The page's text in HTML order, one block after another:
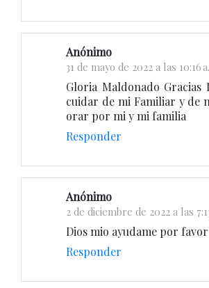
Anónimo
31 de mayo de 2022 a las 10:16
Gloria Maldonado Gracias
cuidar de mi Familiar y de
orar por mi y mi familia
Responder
Anónimo
2 de diciembre de 2022 a las
Dios mio ayudame por
Responder